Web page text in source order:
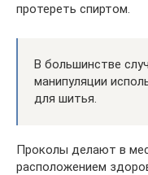
протереть спиртом.
В большинстве
манипуляции
для шитья.
Проколы делают в
расположением